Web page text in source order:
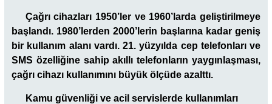
Çağrı cihazları 1950’ler ve 1960’larda geliştirilmeye
başlandı. 1980’lerden 2000’lerin başlarına kadar geniş
bir kullanım alanı vardı. 21. yüzyılda cep telefonları ve
SMS özelliğine sahip akıllı telefonların yaygınlaşması,
çağrı cihazı kullanımını büyük ölçüde azalttı.
Kamu güvenliği ve acil servislerde kullanımları